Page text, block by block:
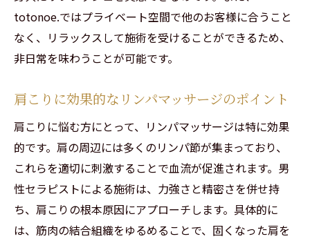
ッサージでリフレッシュ
隠れ家サロンの魅力とは？
男性セラピストの施術で得られる安らぎ
心身を癒すリンパマッサージの効果
渋谷での特別な体験：口コミから学ぶ
肩こりと疲労回復渋谷の男性セラピストによる
リンパケア
リンパケアが肩こり解消に効果的な理由
totonoe.ではプライベート空間で他のお客様に合うこと
なく、リラックスして施術を受けることができるため、
非日常を味わうことが可能です。
肩こりに効果的なリンパマッサージのポイント
肩こりに悩む方にとって、リンパマッサージは特に効果
的です。肩の周辺には多くのリンパ節が集まっており、
これらを適切に刺激することで血流が促進されます。男
性セラピストによる施術は、力強さと精密さを併せ持
ち、肩こりの根本原因にアプローチします。具体的に
は、筋肉の結合組織をゆるめることで、固くなった肩を